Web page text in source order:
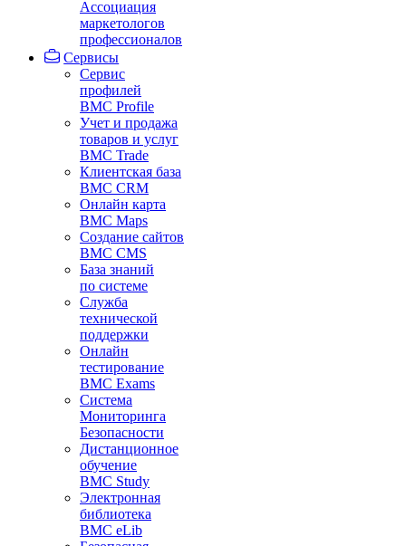
Ассоциация
маркетологов
профессионалов
Сервисы
Сервис
профилей
BMC Profile
Учет и продажа
товаров и услуг
BMC Trade
Клиентская база
BMC CRM
Онлайн карта
BMC Maps
Создание сайтов
BMC CMS
База знаний
по системе
Служба
технической
поддержки
Онлайн
тестирование
BMC Exams
Система
Мониторинга
Безопасности
Дистанционное
обучение
BMC Study
Электронная
библиотека
BMC eLib